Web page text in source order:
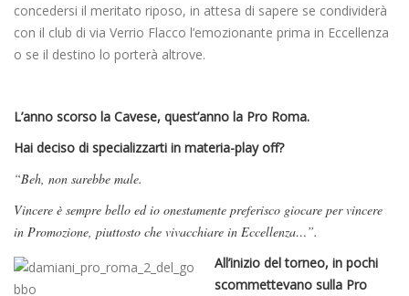
concedersi il meritato riposo, in attesa di sapere se condividerà
con il club di via Verrio Flacco l’emozionante prima in Eccellenza
o se il destino lo porterà altrove.
L’anno scorso la Cavese, quest’anno la Pro Roma.
Hai deciso di specializzarti in materia-play off?
“Beh, non sarebbe male.
Vincere è sempre bello ed io onestamente preferisco giocare per vincere
in Promozione, piuttosto che vivacchiare in Eccellenza…”.
All’inizio del torneo, in pochi
scommettevano sulla Pro